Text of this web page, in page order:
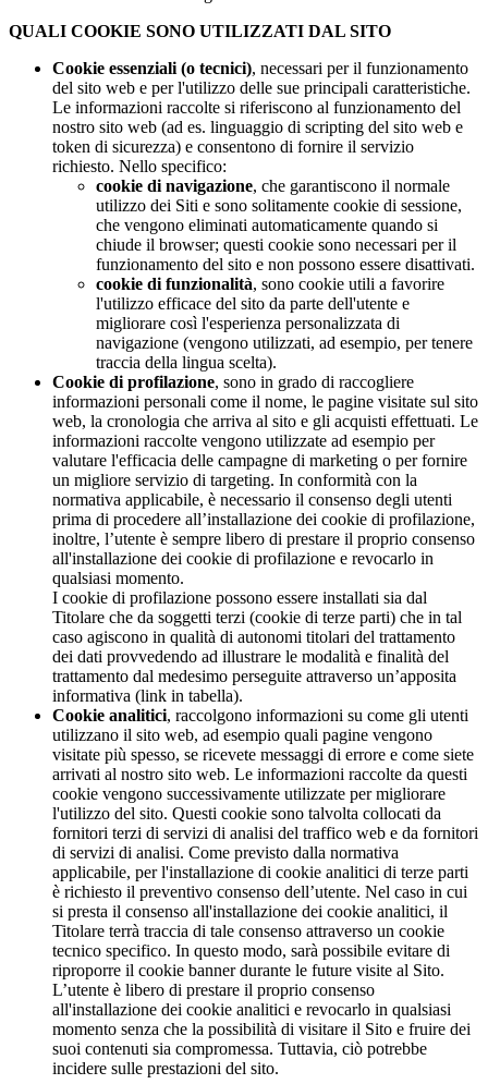
QUALI COOKIE SONO UTILIZZATI DAL SITO
Cookie essenziali (o tecnici), necessari per il funzionamento
del sito web e per l'utilizzo delle sue principali caratteristiche.
Le informazioni raccolte si riferiscono al funzionamento del
nostro sito web (ad es. linguaggio di scripting del sito web e
token di sicurezza) e consentono di fornire il servizio
richiesto. Nello specifico:
cookie di navigazione, che garantiscono il normale
utilizzo dei Siti e sono solitamente cookie di sessione,
che vengono eliminati automaticamente quando si
chiude il browser; questi cookie sono necessari per il
funzionamento del sito e non possono essere disattivati.
cookie di funzionalità, sono cookie utili a favorire
l'utilizzo efficace del sito da parte dell'utente e
migliorare così l'esperienza personalizzata di
navigazione (vengono utilizzati, ad esempio, per tenere
traccia della lingua scelta).
Cookie di profilazione, sono in grado di raccogliere
informazioni personali come il nome, le pagine visitate sul sito
web, la cronologia che arriva al sito e gli acquisti effettuati. Le
informazioni raccolte vengono utilizzate ad esempio per
valutare l'efficacia delle campagne di marketing o per fornire
un migliore servizio di targeting. In conformità con la
normativa applicabile, è necessario il consenso degli utenti
prima di procedere all’installazione dei cookie di profilazione,
inoltre, l’utente è sempre libero di prestare il proprio consenso
all'installazione dei cookie di profilazione e revocarlo in
qualsiasi momento.
I cookie di profilazione possono essere installati sia dal
Titolare che da soggetti terzi (cookie di terze parti) che in tal
caso agiscono in qualità di autonomi titolari del trattamento
dei dati provvedendo ad illustrare le modalità e finalità del
trattamento dal medesimo perseguite attraverso un’apposita
informativa (link in tabella).
Cookie analitici, raccolgono informazioni su come gli utenti
utilizzano il sito web, ad esempio quali pagine vengono
visitate più spesso, se ricevete messaggi di errore e come siete
arrivati al nostro sito web. Le informazioni raccolte da questi
cookie vengono successivamente utilizzate per migliorare
l'utilizzo del sito. Questi cookie sono talvolta collocati da
fornitori terzi di servizi di analisi del traffico web e da fornitori
di servizi di analisi. Come previsto dalla normativa
applicabile, per l'installazione di cookie analitici di terze parti
è richiesto il preventivo consenso dell’utente. Nel caso in cui
si presta il consenso all'installazione dei cookie analitici, il
Titolare terrà traccia di tale consenso attraverso un cookie
tecnico specifico. In questo modo, sarà possibile evitare di
riproporre il cookie banner durante le future visite al Sito.
L’utente è libero di prestare il proprio consenso
all'installazione dei cookie analitici e revocarlo in qualsiasi
momento senza che la possibilità di visitare il Sito e fruire dei
suoi contenuti sia compromessa. Tuttavia, ciò potrebbe
incidere sulle prestazioni del sito.